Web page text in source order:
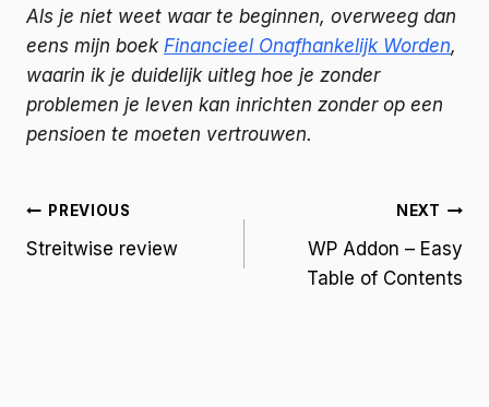
Als je niet weet waar te beginnen, overweeg dan
eens mijn boek Financieel Onafhankelijk Worden,
waarin ik je duidelijk uitleg hoe je zonder
problemen je leven kan inrichten zonder op een
pensioen te moeten vertrouwen.
PREVIOUS
Streitwise review
NEXT
WP Addon – Easy
Table of Contents